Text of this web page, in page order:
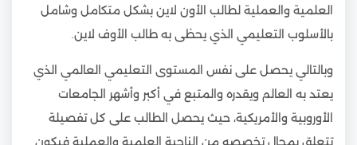
العلمية والعملية لطالب الأون لاين بشكل متكامل وشامل
بالأسلوب التعليمي الذي يحظى به طالب الأوف لاين.
وبالتالي يحصل على نفس المستوى التعليمي العالمي الذي
يعتد به العالم ويقدره والمتبع في أكبر وأشهر الجامعات
الأوروبية والأمريكية، حيث يحصل الطالب على كل تفصيلة
تتعلق بمجال تخصصه من الناحية العلمية والعملية فيكون